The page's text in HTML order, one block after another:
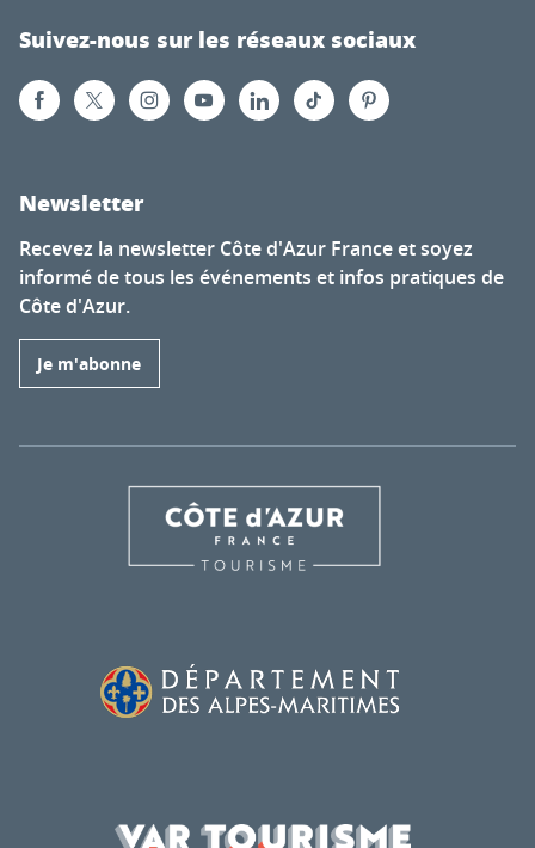
Suivez-nous sur les réseaux sociaux
Newsletter
Recevez la newsletter Côte d'Azur France et soyez
informé de tous les événements et infos pratiques de
Côte d'Azur.
Je m'abonne